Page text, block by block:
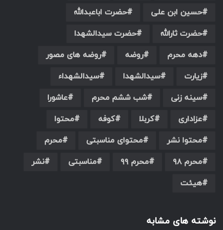
حسین ابن علی
حضرت اباعبدالله
حضرت ثارالله
حضرت سیدالشهدا
دهه محرم
روضه
روضه های مصور
زیارت
سیدالشهدا
سیدالشهداء
سینه زنی
شب ششم محرم
عاشورا
عزاداری
کربلا کوفه
محتوا
محتوا نشر
محتوای مناسبتی
محرم
محرم ۹۸
محرم ۹۹ مناسبتی
نشر
هیئت
نوشته های مشابه